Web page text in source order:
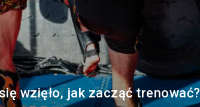
wzięło, jak zacząć trenować?